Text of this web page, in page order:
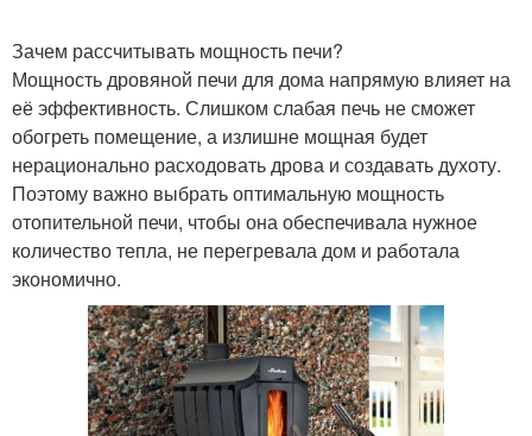
Зачем рассчитывать мощность печи?
Мощность дровяной печи для дома напрямую влияет на
её эффективность. Слишком слабая печь не сможет
обогреть помещение, а излишне мощная будет
нерационально расходовать дрова и создавать духоту.
Поэтому важно выбрать оптимальную мощность
отопительной печи, чтобы она обеспечивала нужное
количество тепла, не перегревала дом и работала
экономично.